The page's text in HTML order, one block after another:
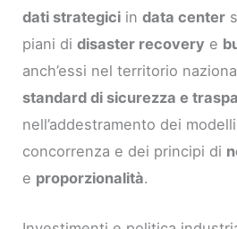
dati strategici indata center
piani didisaster recovery e
anch’essi nel territorio
standard di sicurezza e
nell’addestramento dei
concorrenza e dei principi di
e proporzionalità.